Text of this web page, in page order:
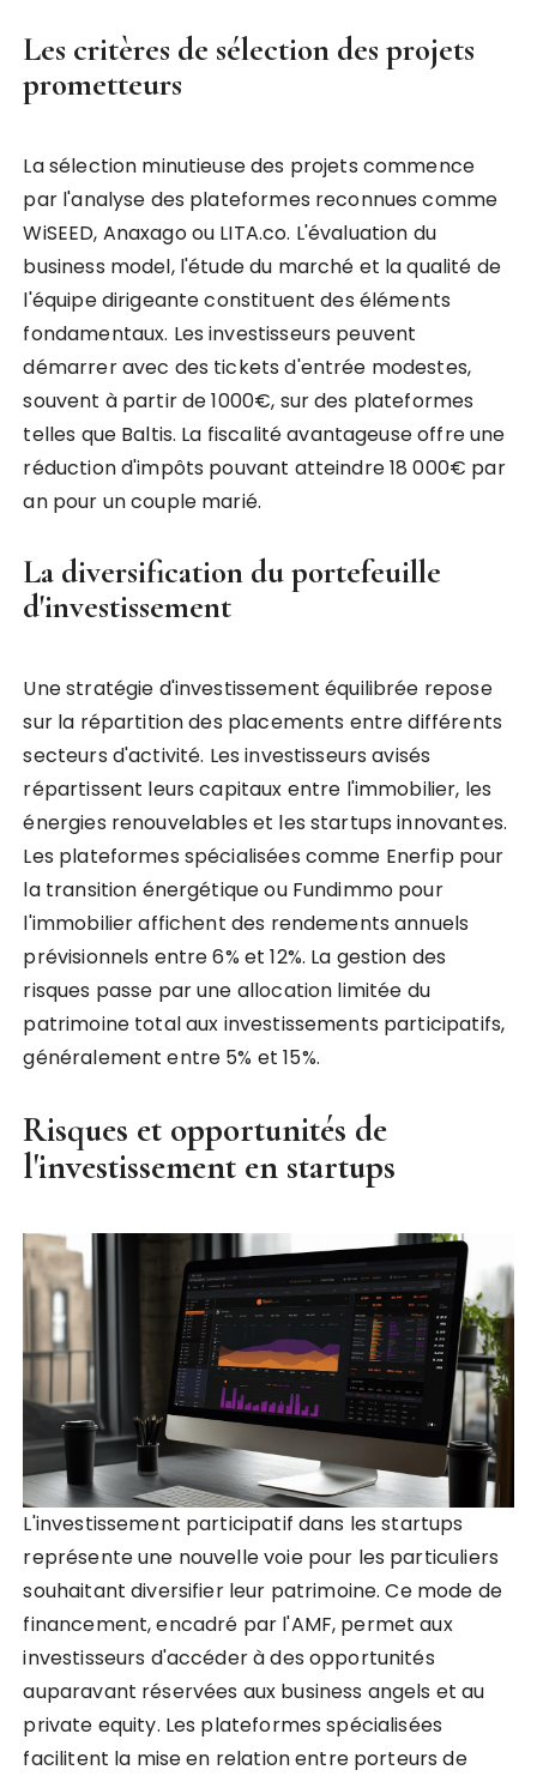
Les critères de sélection des projets
prometteurs
La sélection minutieuse des projets commence
par l'analyse des plateformes reconnues comme
WiSEED, Anaxago ou LITA.co. L'évaluation du
business model, l'étude du marché et la qualité de
l'équipe dirigeante constituent des éléments
fondamentaux. Les investisseurs peuvent
démarrer avec des tickets d'entrée modestes,
souvent à partir de 1000€, sur des plateformes
telles que Baltis. La fiscalité avantageuse offre une
réduction d'impôts pouvant atteindre 18 000€ par
an pour un couple marié.
La diversification du portefeuille
d'investissement
Une stratégie d'investissement équilibrée repose
sur la répartition des placements entre différents
secteurs d'activité. Les investisseurs avisés
répartissent leurs capitaux entre l'immobilier, les
énergies renouvelables et les startups innovantes.
Les plateformes spécialisées comme Enerfip pour
la transition énergétique ou Fundimmo pour
l'immobilier affichent des rendements annuels
prévisionnels entre 6% et 12%. La gestion des
risques passe par une allocation limitée du
patrimoine total aux investissements participatifs,
généralement entre 5% et 15%.
Risques et opportunités de
l'investissement en startups
L'investissement participatif dans les startups
représente une nouvelle voie pour les particuliers
souhaitant diversifier leur patrimoine. Ce mode de
financement, encadré par l'AMF, permet aux
investisseurs d'accéder à des opportunités
auparavant réservées aux business angels et au
private equity. Les plateformes spécialisées
facilitent la mise en relation entre porteurs de